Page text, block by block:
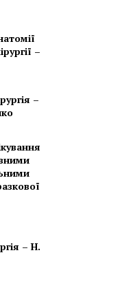
–
–
– Н.